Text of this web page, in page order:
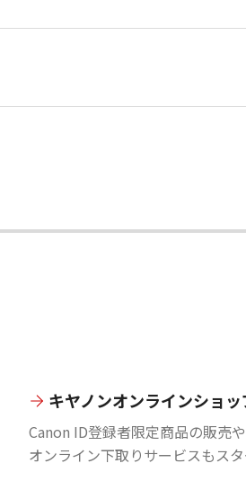
キヤノンオンラインショッ
Canon ID登録者限定商品の販売
オンライン下取りサービスもスタ